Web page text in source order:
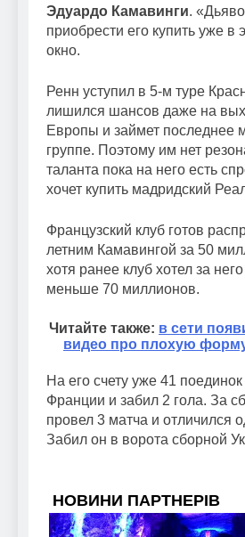
Эдуардо Камавинги.
приобрести его купить уже в
окно.
Ренн уступил в 5-м туре
лишился шансов даже на
Европы и займет последнее
группе. Поэтому им нет
таланта пока на него есть
хочет купить мадридский
Французский клуб готов
летним Камавингой за 50
хотя ранее клуб хотел за
меньше 70 миллионов.
Читайте также: в сети
видео про плохую
На его счету уже 41
Франции и забил 2 гола. За
провел 3 матча и отличился
Забил он в ворота сборной